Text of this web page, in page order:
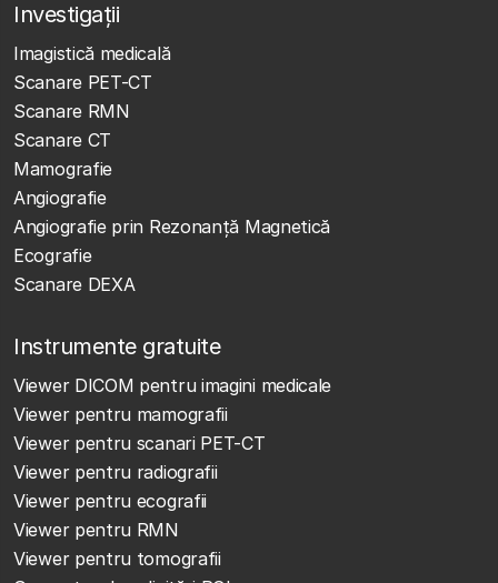
Investigații
Imagistică medicală
Scanare PET-CT
Scanare RMN
Scanare CT
Mamografie
Angiografie
Angiografie prin Rezonanță Magnetică
Ecografie
Scanare DEXA
Instrumente gratuite
Viewer DICOM pentru imagini medicale
Viewer pentru mamografii
Viewer pentru scanari PET-CT
Viewer pentru radiografii
Viewer pentru ecografii
Viewer pentru RMN
Viewer pentru tomografii